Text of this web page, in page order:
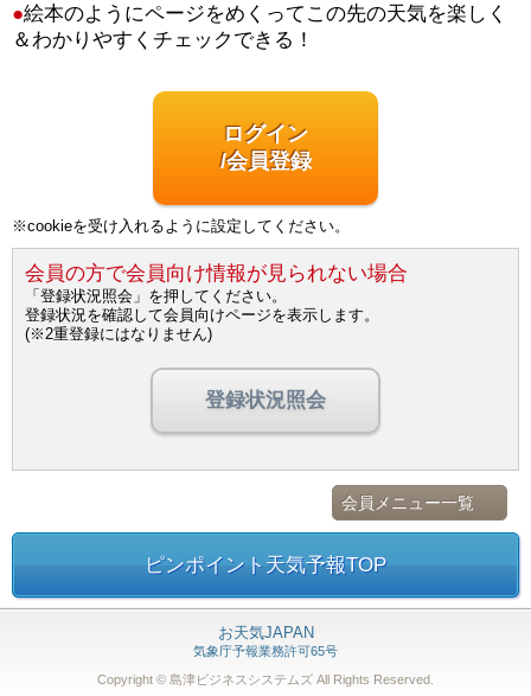
●絵本のようにページをめくってこの先の天気を楽しく
＆わかりやすくチェックできる！
ログイン
/会員登録
※cookieを受け入れるように設定してください。
会員の方で会員向け情報が見られない場合
「登録状況照会」を押してください。
登録状況を確認して会員向けページを表示します。
(※2重登録にはなりません)
登録状況照会
会員メニュー一覧
ピンポイント天気予報TOP
お天気JAPAN
気象庁予報業務許可65号
Copyright © 島津ビジネスシステムズ All Rights Reserved.